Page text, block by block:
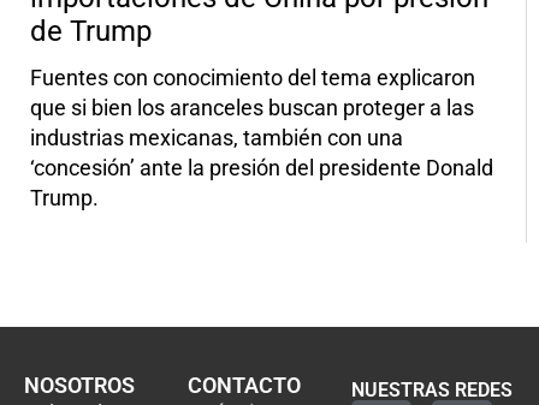
de Trump
Fuentes con conocimiento del tema explicaron
que si bien los aranceles buscan proteger a las
industrias mexicanas, también con una
‘concesión’ ante la presión del presidente Donald
Trump.
NOSOTROS
CONTACTO
NUESTRAS REDES